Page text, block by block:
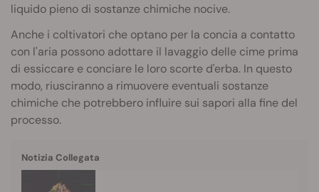
liquido pieno di sostanze chimiche nocive.
Anche i coltivatori che optano per la concia a contatto
con l'aria possono adottare il lavaggio delle cime prima
di essiccare e conciare le loro scorte d'erba. In questo
modo, riusciranno a rimuovere eventuali sostanze
chimiche che potrebbero influire sui sapori alla fine del
processo.
Notizia Collegata